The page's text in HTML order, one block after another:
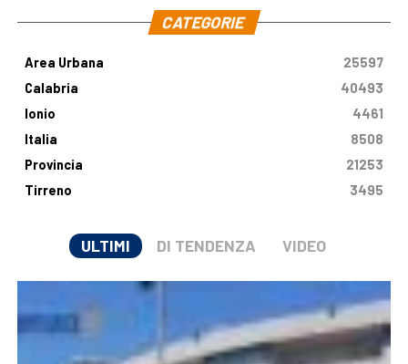
CATEGORIE
Area Urbana
25597
Calabria
40493
Ionio
4461
Italia
8508
Provincia
21253
Tirreno
3495
ULTIMI DI TENDENZA VIDEO